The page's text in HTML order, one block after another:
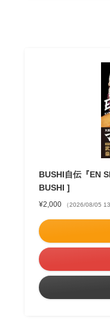
BUSHI自伝『EN
BUSHI ]
¥2,000 （2026/08/05